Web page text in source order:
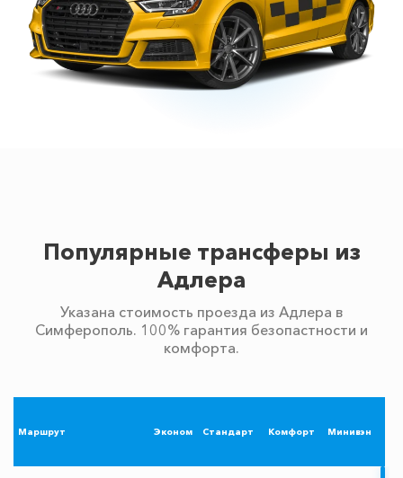
Популярные трансферы из
Адлера
Указана стоимость проезда из Адлера в
Симферополь. 100% гарантия безопастности и
комфорта.
Маршрут Эконом Стандарт Комфорт Минивэн